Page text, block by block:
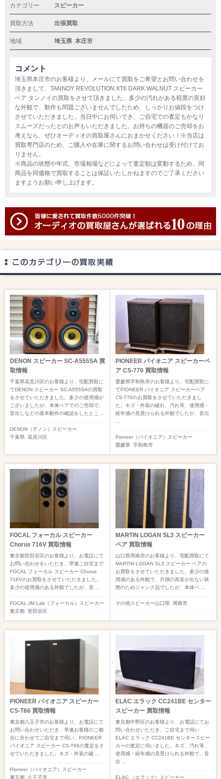
カテゴリー スピーカー
買取方法 出張買取
地域 埼玉県 本庄市
コメント
埼玉県本庄市のお客様より、メールにて買取をご希望とお問い合わせを
頂きまして、TANNOY REVOLUTION XT6 DARK WALNUT スピーカー
ペア タンノイの買取をさせて頂きました。多少の汚れがある程度の良好
な外観で、動作も問題ございませんでしたため、しっかりお値段をつけ
させていただきました。当日中にお伺いでき、ご自宅での査定もかなり
スムーズだったとのお声もいただきました。お持ちの機器のご売却をお
考えなら、ぜひオーディオの買取屋さんにおまかせください！※当店は
買取専門店のため、ご購入や在庫に関するお問い合わせは受け付けてお
りません。
※商品の状態や年式、市場相場などによって査定額は変動するため、同
商品を同価格で買取することは保証いたしかねますのでご了承ください
ますようお願い申し上げます。
DENON スピーカー SC-A555SA 買
取情報
千葉県花見川区のお客様より、宅配買取に
てDENON スピーカー SC-A555SAの買取
をさせていただきました。多少の使用感が
ございましたが、本体ペアでのご売却で、
音出しなどの基本動作の確認をしたとこ ...
DENON（デノン） スピーカー
千葉県 花見川区
PIONEER パイオニア スピーカーペ
ア CS-770 買取情報
愛媛県宇和島市のお客様より、宅配買取に
てPIONEER パイオニア スピーカーペア
CS-770のお買取をさせていただきまし
た。キズ・外装の破れ、汚れ等、使用感・
経年感の見受けられる外観でしたが、音出
Pioneer（パイオニア） スピーカー
愛媛県 宇和島市
FOCAL フォーカル スピーカー
Chorus 716V 買取情報
東京都世田谷区のお客様より、お電話にて
お問い合わせをいただき、早速ご自宅まで
FOCAL フォーカル スピーカー Chorus
716Vのお買取をさせていただきました。
多少の使用感のある外観でしたが、音 ...
FOCAL-JM Lab（フォーカル） スピーカー
東京都 世田谷区
MARTIN LOGAN SL3 スピーカー
ペア 買取情報
山口県周南市のお客様より、宅配買取にて
MARTIN LOGAN SL3 スピーカー ペアの
お買取をさせていただきました。多少の使
用感のある外観で、片側の高音が出ない状
態のためジャンク品でしたが、本体ペ ...
その他スピーカー山口県 周南市
PIONEER パイオニア スピーカー
CS-T66 買取情報
東京都八王子市のお客様より、お電話にて
お問い合わせいただき、早速お客様のご都
合に合わせてご自宅まで伺い、PIONEER
パイオニア スピーカー CS-T66の査定をさ
せていただきました。キズ・外装の破 ...
Pioneer（パイオニア） スピーカー
東京都
八王子市
ELAC エラック CC241BE センター
スピーカー 買取情報
東京都中野区のお客様より、お電話にてお
問い合わせいただき、ご自宅まで伺い
ELAC エラック CC241BE センタースピー
カーの査定に伺いました。キズ、汚れ等、
使用感・経年感の見受けられる外観で、音
出 ...
ELAC （エラック） スピーカー